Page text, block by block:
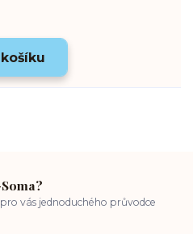
vás jednoduchého průvodce